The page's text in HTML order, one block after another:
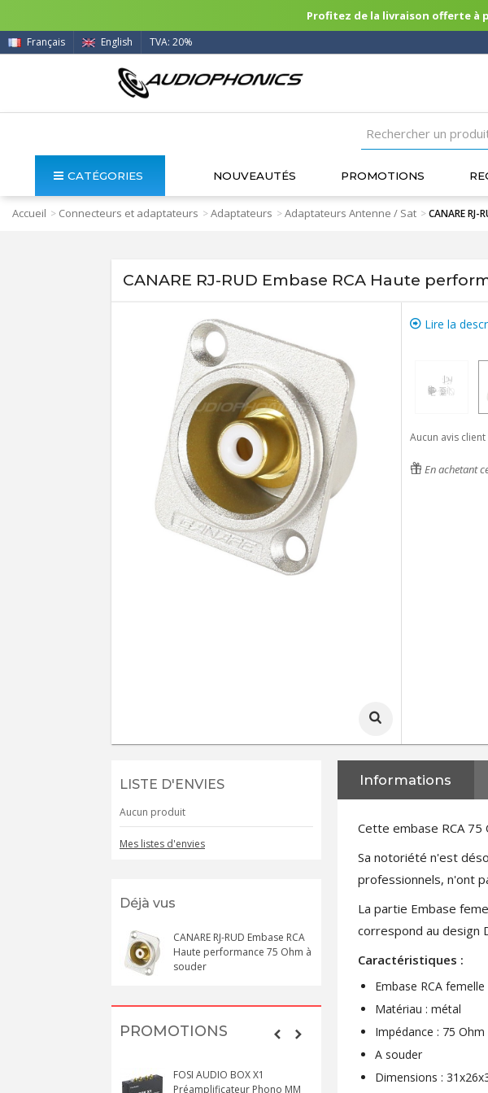
Profitez de la livraison offerte à
Français English TVA: 20%
CATÉGORIES NOUVEAUTÉS PROMOTIONS
Accueil > Connecteurs et adaptateurs >Adaptateurs >Adaptateurs Antenne / Sat >CANARE
CANARE RJ-RUD Embase RCA Haute
Lire la
Aucun avis
En achetant
LISTE D'ENVIES
Aucun produit
Mes listes d'envies
Déjà vus
CANARE RJ-RUD Embase RCA
Haute performance 75 Ohm à
souder
PROMOTIONS
FOSI AUDIO BOX X1
Préamplificateur Phono MM
NEUTRIK NC3FXX
Informations
Cette embase RCA 75
Sa notoriété n'est
professionnels, n'ont
La partie Embase
correspond au design
Caractéristiques :
Embase RCA femelle
Matériau : métal
Impédance : 75 Ohm
A souder
Dimensions :